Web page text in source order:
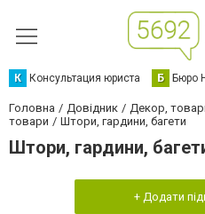
К Консультация юриста Б Бюро
Головна Довідник
Декор,
товари
Штори, гардини, багети
Штори, гардини,
+ Додати